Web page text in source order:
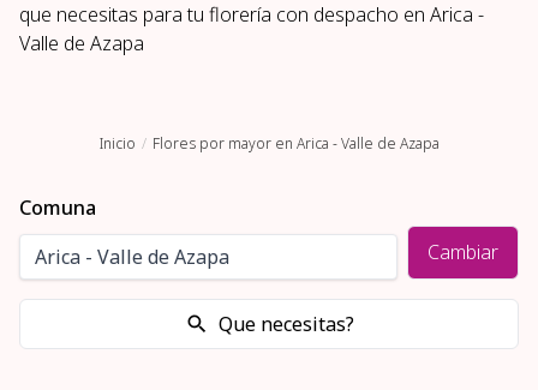
que necesitas para tu florería con despacho en Arica -
Valle de Azapa
Inicio Flores por mayor en Arica - Valle de Azapa
Comuna
Cambiar
Que necesitas?